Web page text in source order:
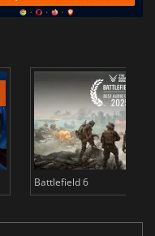
Battlefield 6